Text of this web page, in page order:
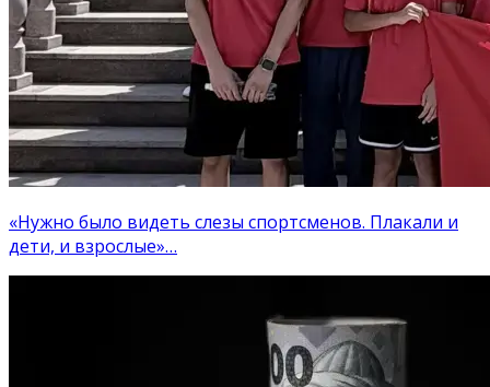
«Нужно было видеть слезы спортсменов. Плакали и
дети, и взрослые»…